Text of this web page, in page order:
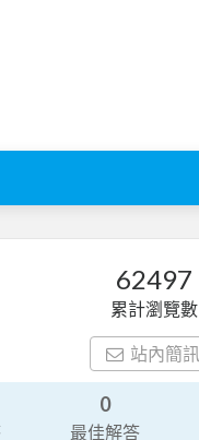
62497
累計瀏覽數
站內簡訊
0
最佳解答